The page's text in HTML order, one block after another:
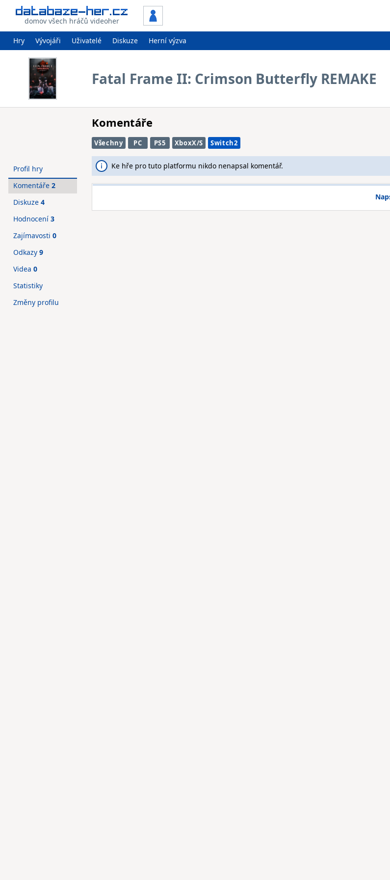
domov všech hráčů videoher
Hry Vývojáři Uživatelé Diskuze Herní výzva
Fatal Frame II: Crimson Butterfly REMAKE
Komentáře
Všechny PC PS5 XboxX/S Switch2
Ke hře pro tuto platformu nikdo nenapsal komentář.
Profil hry
Komentáře 2
Diskuze 4
Hodnocení 3
Zajímavosti 0
Odkazy 9
Videa 0
Statistiky
Změny profilu